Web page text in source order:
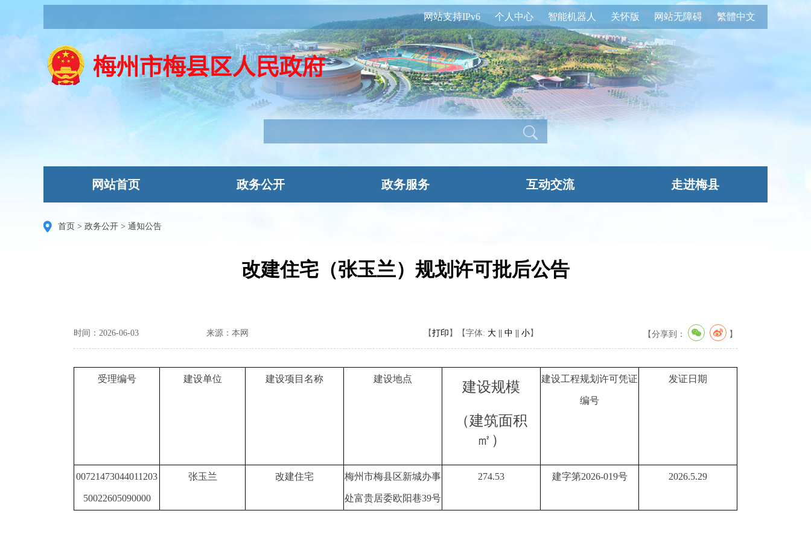
繁體中文
网站无障碍
关怀版
智能机器人
个人中心
网站支持IPv6
网站首页 政务公开 政务服务 互动交流 走进梅县
首页 > 政务公开 > 通知公告
改建住宅（张玉兰）规划许可批后公告
时间：2026-06-03 来源：本网 【分享到： 】
【字体: 大 || 中 || 小】
【打印 】
受理编号 建设单位 建设项目名称 建设地点
建设规模
（建筑面积
㎡）
建设工程规划许可凭证
编号
发证日期
00721473044011203
50022605090000
张玉兰 改建住宅 梅州市梅县区新城办事
处富贵居委欧阳巷39号
274.53 建字第2026-019号 2026.5.29